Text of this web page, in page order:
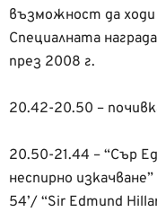
възможност да ходи
Специалната
през 2008 г.
20.42-20.50 –
20.50-21.44 – “Сър
неспирно
54’/ “Sir Edmund